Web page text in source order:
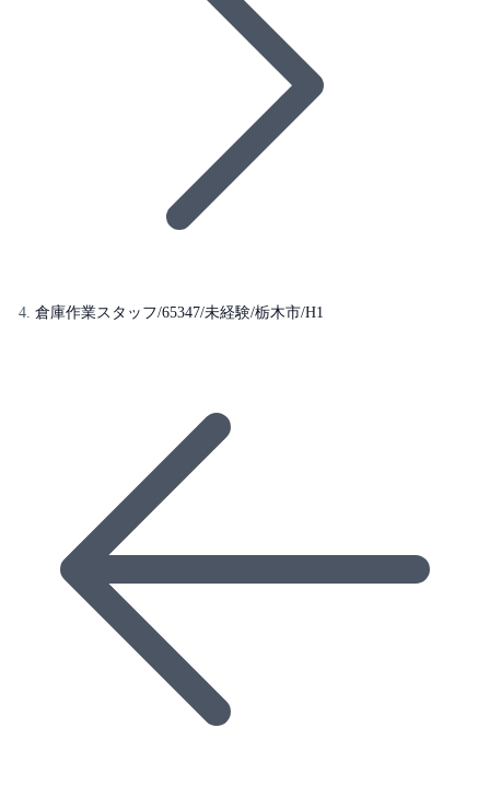
倉庫作業スタッフ/65347/未経験/栃木市/H1